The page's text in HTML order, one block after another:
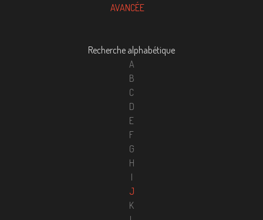
AVANCÉE
Recherche alphabétique
A
B
C
D
E
F
G
H
I
J
K